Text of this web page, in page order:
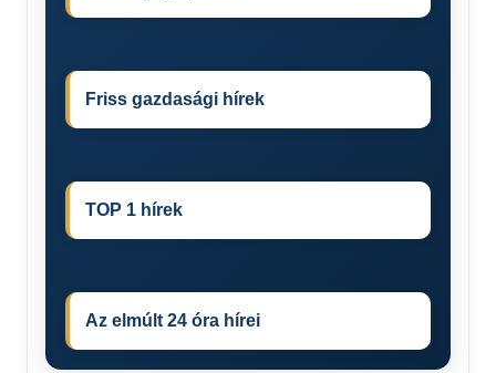
Friss gazdasági hírek
TOP 1 hírek
Az elmúlt 24 óra hírei